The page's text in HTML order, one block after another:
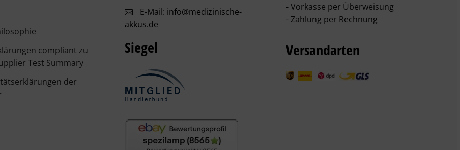
compliant zu
Test Summary
der
E-Mail: info@medizinische-
akkus.de
Siegel
- Vorkasse per Überweisung
- Zahlung per Rechnung
Versandarten